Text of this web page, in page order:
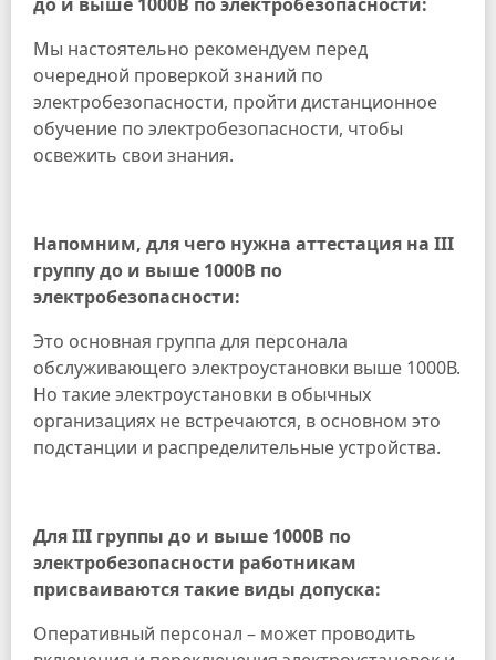
Мы настоятельно рекомендуем перед
очередной проверкой знаний по
электробезопасности, пройти дистанционное
обучение по электробезопасности, чтобы
освежить свои знания.
Напомним, для чего нужна аттестация на III
группу до и выше 1000В по
электробезопасности:
Это основная группа для персонала
обслуживающего электроустановки выше 1000В.
Но такие электроустановки в обычных
организациях не встречаются, в основном это
подстанции и распределительные устройства.
Для III группы до и выше 1000В по
электробезопасности работникам
присваиваются такие виды допуска:
Оперативный персонал – может проводить